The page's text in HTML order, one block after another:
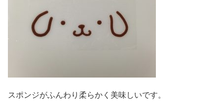
スポンジがふんわり柔らかく美味しいです。